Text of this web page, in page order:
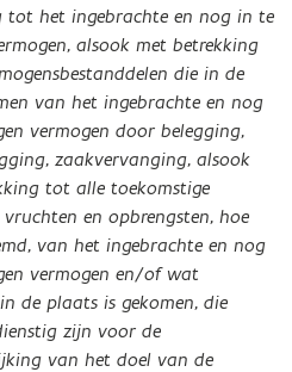
tot het ingebrachte en nog in te
alsook met betrekking
die in de
van het ingebrachte en nog
vermogen door belegging,
zaakvervanging, alsook
tot alle toekomstige
vruchten en opbrengsten, hoe
van het ingebrachte en nog
vermogen en/of wat
de plaats is gekomen, die
zijn voor de
van het doel van de